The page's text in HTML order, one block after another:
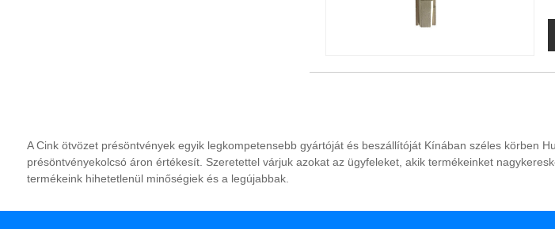
A Cink ötvözet présöntvények egyik legkompetensebb gyártóját és beszállítóját Kínában széles körben
présöntvényekolcsó áron értékesít. Szeretettel várjuk azokat az ügyfeleket, akik termékeinket
termékeink hihetetlenül minőségiek és a legújabbak.